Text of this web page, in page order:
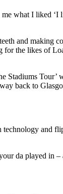
what I liked ‘I
and making
for the likes of
Stadiums Tour’
back to
technology and
da played in